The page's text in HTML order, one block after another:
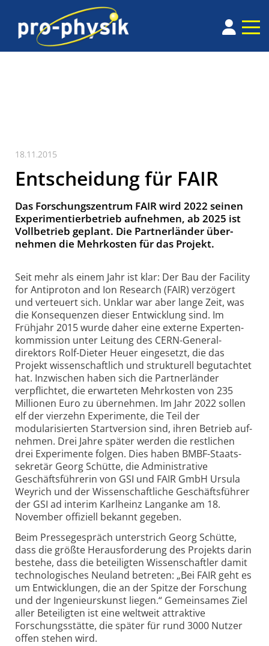
18.11.2015
Entscheidung für FAIR
Das Forschungs­zentrum FAIR wird 2022 seinen
Experi­men­tier­­betrieb auf­nehmen, ab 2025 ist
Voll­betrieb geplant. Die Partner­länder über­
nehmen die Mehr­kosten für das Pro­jekt.
Seit mehr als einem Jahr ist klar: Der Bau der Facility
for Antiproton and Ion Research (FAIR) verzögert
und verteuert sich. Unklar war aber lange Zeit, was
die Konsequenzen dieser Entwicklung sind. Im
Frühjahr 2015 wurde daher eine externe Experten­
kommission unter Leitung des CERN-General­
direktors Rolf-Dieter Heuer eingesetzt, die das
Projekt wissenschaftlich und strukturell begutachtet
hat. Inzwischen haben sich die Partner­länder
verpflichtet, die erwarteten Mehr­kosten von 235
Millionen Euro zu übernehmen. Im Jahr 2022 sollen
elf der vier­zehn Experi­mente, die Teil der
modularisierten Startversion sind, ihren Betrieb auf­
nehmen. Drei Jahre später werden die restlichen
drei Experimente folgen. Dies haben BMBF-Staats­
sekretär Georg Schütte, die Administrative
Geschäfts­führerin von GSI und FAIR GmbH Ursula
Weyrich und der Wissenschaftliche Geschäfts­führer
der GSI ad interim Karlheinz Langanke am 18.
November offiziell bekannt gegeben.
Beim Pressegespräch unterstrich Georg Schütte,
dass die größte Heraus­forderung des Projekts darin
bestehe, dass die beteiligten Wissen­schaftler damit
technologisches Neuland betreten: „Bei FAIR geht es
um Entwicklungen, die an der Spitze der Forschung
und der Ingenieurs­kunst liegen.“ Gemeinsames Ziel
aller Beteiligten ist eine weltweit attraktive
Forschungs­stätte, die später für rund 3000 Nutzer
offen stehen wird.